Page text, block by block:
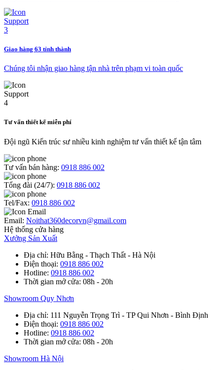
Giao hàng 63 tỉnh thành
Chúng tôi nhận giao hàng tận nhà trên phạm vi toàn quốc
Tư vấn thiết kế miễn phí
Đội ngũ Kiến trúc sư nhiều kinh nghiệm tư vấn thiết kế tận tâm
Tư vấn bán hàng: 0918 886 002
Tổng đài (24/7): 0918 886 002
Tel/Fax: 0918 886 002
Email: Noithat360decorvn@gmail.com
Hệ thống cửa hàng
Xưởng Sản Xuất
Địa chỉ: Hữu Bằng - Thạch Thất - Hà Nội
Điện thoại: 0918 886 002
Hotline: 0918 886 002
Thời gian mở cửa: 08h - 20h
Showroom Quy Nhơn
Địa chỉ: 111 Nguyễn Trọng Trì - TP Qui Nhơn - Bình Định
Điện thoại: 0918 886 002
Hotline: 0918 886 002
Thời gian mở cửa: 08h - 20h
Showroom Hà Nội